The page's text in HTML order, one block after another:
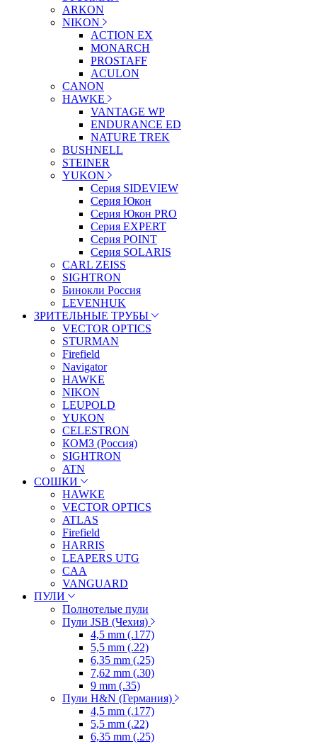
ARKON
NIKON
ACTION EX
MONARCH
PROSTAFF
ACULON
CANON
HAWKE
VANTAGE WP
ENDURANCE ED
NATURE TREK
BUSHNELL
STEINER
YUKON
Серия SIDEVIEW
Серия Юкон
Серия Юкон PRO
Серия EXPERT
Серия POINT
Серия SOLARIS
CARL ZEISS
SIGHTRON
Бинокли Россия
LEVENHUK
ЗРИТЕЛЬНЫЕ ТРУБЫ
VECTOR OPTICS
STURMAN
Firefield
Navigator
HAWKE
NIKON
LEUPOLD
YUKON
CELESTRON
КОМЗ (Россия)
SIGHTRON
ATN
СОШКИ
HAWKE
VECTOR OPTICS
ATLAS
Firefield
HARRIS
LEAPERS UTG
CAA
VANGUARD
ПУЛИ
Полнотелые пули
Пули JSB (Чехия)
4,5 mm (.177)
5,5 mm (.22)
6,35 mm (.25)
7,62 mm (.30)
9 mm (.35)
Пули H&N (Германия)
4,5 mm (.177)
5,5 mm (.22)
6,35 mm (.25)